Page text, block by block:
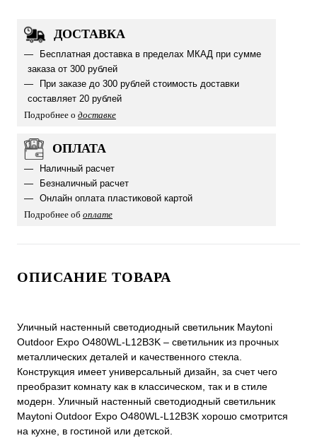
ДОСТАВКА
Бесплатная доставка в пределах МКАД при сумме
заказа от 300 рублей
При заказе до 300 рублей стоимость доставки
составляет 20 рублей
Подробнее о доставке
ОПЛАТА
Наличный расчет
Безналичный расчет
Онлайн оплата пластиковой картой
Подробнее об оплате
ОПИСАНИЕ ТОВАРА
Уличный настенный светодиодный светильник Maytoni
Outdoor Expo O480WL-L12B3K – светильник из прочных
металлических деталей и качественного стекла.
Конструкция имеет универсальный дизайн, за счет чего
преобразит комнату как в классическом, так и в стиле
модерн. Уличный настенный светодиодный светильник
Maytoni Outdoor Expo O480WL-L12B3K хорошо смотрится
на кухне, в гостиной или детской.